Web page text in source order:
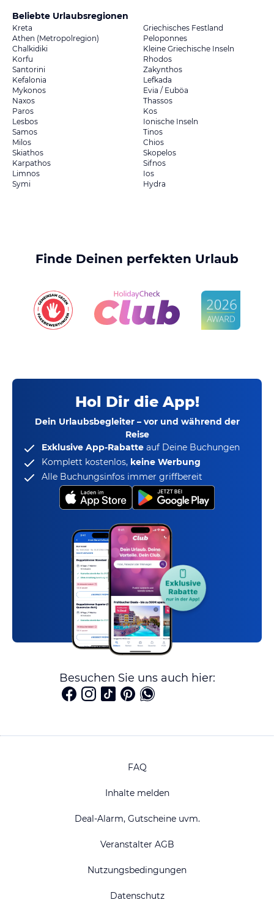
Beliebte Urlaubsregionen
Kreta
Griechisches Festland
Athen (Metropolregion)
Peloponnes
Chalkidiki
Kleine Griechische Inseln
Korfu
Rhodos
Santorini
Zakynthos
Kefalonia
Lefkada
Mykonos
Evia / Euböa
Naxos
Thassos
Paros
Kos
Lesbos
Ionische Inseln
Samos
Tinos
Milos
Chios
Skiathos
Skopelos
Karpathos
Sifnos
Limnos
Ios
Symi
Hydra
Finde Deinen perfekten Urlaub
Hol Dir die App!
Dein Urlaubsbegleiter – vor und während der
Reise
Exklusive App-Rabatte auf Deine Buchungen
Komplett kostenlos, keine Werbung
Alle Buchungsinfos immer griffbereit
Besuchen Sie uns auch hier:
FAQ
Inhalte melden
Deal-Alarm, Gutscheine uvm.
Veranstalter AGB
Nutzungsbedingungen
Datenschutz